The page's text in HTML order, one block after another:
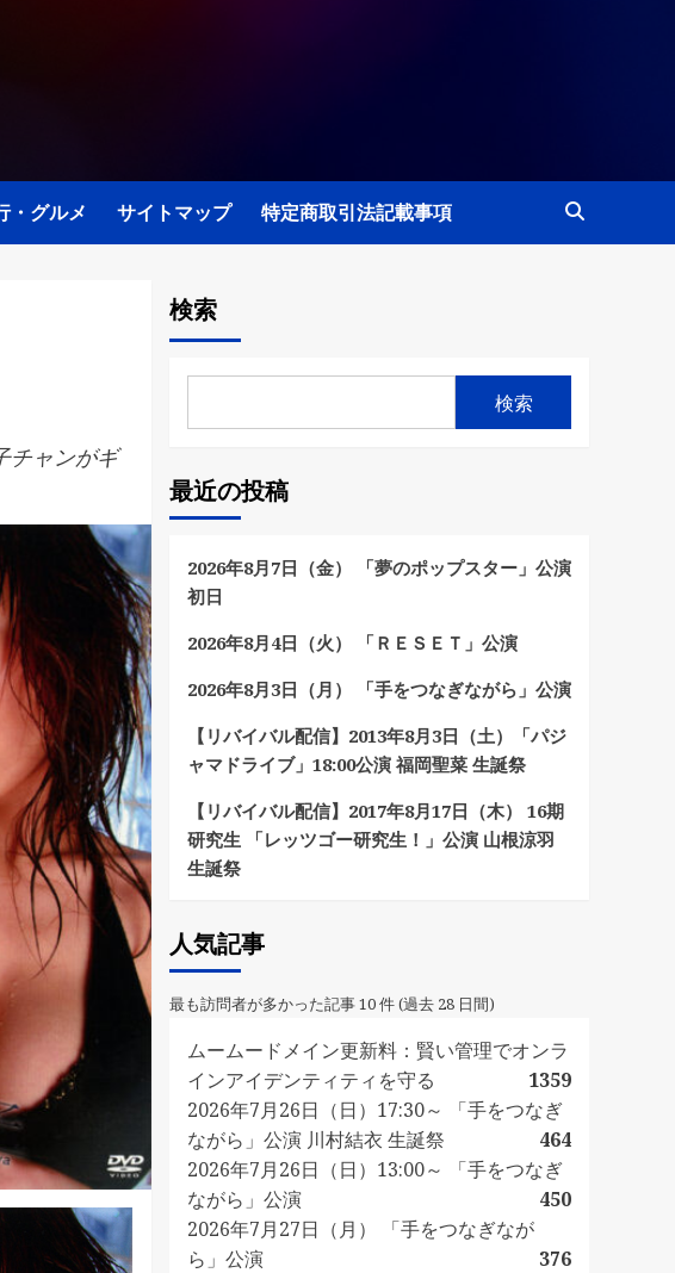
・グルメ サイトマップ 特定商取引法記載事項
チャンがギ
検索
検索
最近の投稿
2026年8月7日（金） 「夢のポップスター」公演
初日
2026年8月4日（火） 「ＲＥＳＥＴ」公演
2026年8月3日（月） 「手をつなぎながら」公演
【リバイバル配信】2013年8月3日（土）「パジ
ャマドライブ」18:00公演 福岡聖菜 生誕祭
【リバイバル配信】2017年8月17日（木） 16期
研究生 「レッツゴー研究生！」公演 山根涼羽
生誕祭
人気記事
最も訪問者が多かった記事 10 件 (過去 28 日間)
ムームードメイン更新料：賢い管理でオンラ
インアイデンティティを守る
1359
2026年7月26日（日）17:30～ 「手をつなぎ
ながら」公演 川村結衣 生誕祭
464
2026年7月26日（日）13:00～ 「手をつなぎ
ながら」公演
450
2026年7月27日（月） 「手をつなぎなが
ら」公演
376